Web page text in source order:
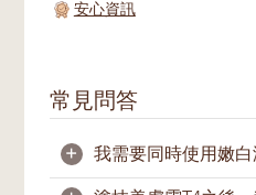
安心資訊
常見問答
+ 我需要同時使用嫩白